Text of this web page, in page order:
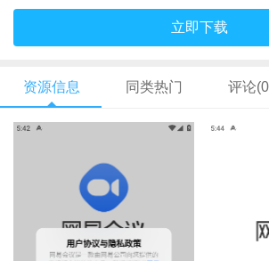
立即下载
资源信息 同类热门 评论